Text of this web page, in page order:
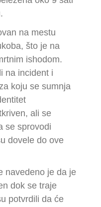
na mestu
što je na
ishodom.
na incident i
koju se sumnja
ali se
se sprovodi
dovele do ove
navedeno je da je
dok se traje
potvrdili da će